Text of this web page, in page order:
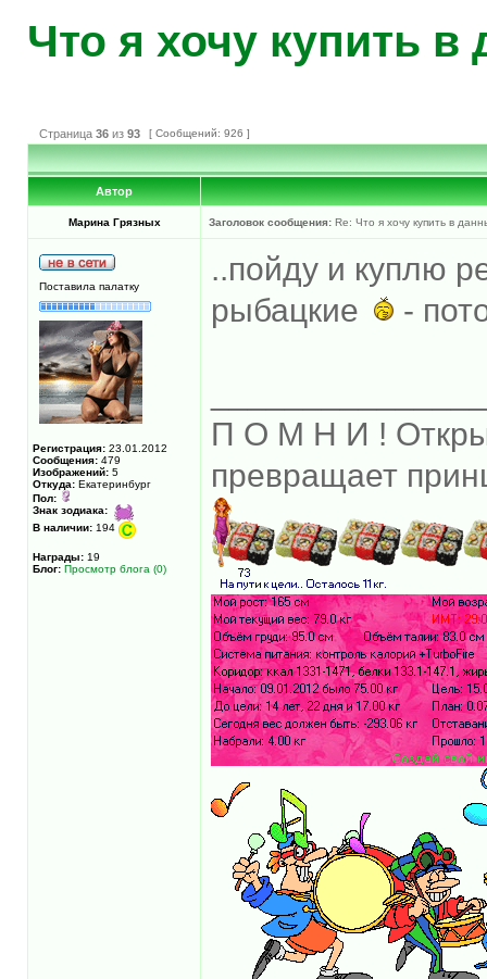
Что я хочу купить
Страница 36 из 93 [ Сообщений: 926 ]
Автор
Марина Грязных Заголовок сообщения: Re: Что я хочу купить в
Поставила палатку
Регистрация: 23.01.2012
Сообщения: 479
Изображений: 5
Откуда: Екатеринбург
Пол:
Знак зодиака:
В наличии: 194
Награды: 19
Блог: Просмотр блога (0)
..пойду и куплю
рыбацкие
-
П О М Н И !
превращает